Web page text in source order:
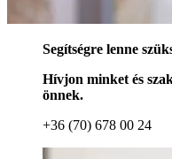
Segítségre lenne
Hívjon minket és
önnek.
+36 (70) 678 00 24